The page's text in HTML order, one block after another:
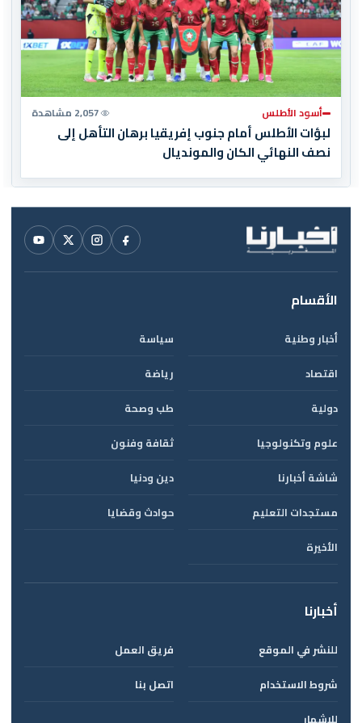
أسود الأطلس 2,057 مشاهدة
لبؤات الأطلس أمام جنوب إفريقيا برهان التأهل إلى
نصف النهائي الكان والمونديال
الأقسام
أخبار وطنية
سياسة
اقتصاد
رياضة
دولية
طب وصحة
علوم وتكنولوجيا
ثقافة وفنون
شاشة أخبارنا
دين ودنيا
مستجدات التعليم
حوادث وقضايا
الأخيرة
أخبارنا
للنشر في الموقع
فريق العمل
شروط الاستخدام
اتصل بنا
للإشهار